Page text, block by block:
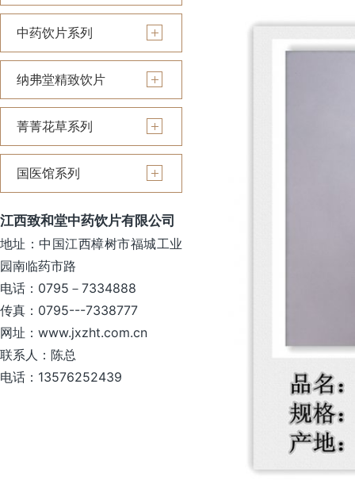
中药饮片系列
纳弗堂精致饮片
菁菁花草系列
国医馆系列
江西致和堂中药饮片有限公司
地址：中国江西樟树市福城工业
园南临药市路
电话：0795－7334888
传真：0795---7338777
网址：www.jxzht.com.cn
联系人：陈总
电话：13576252439